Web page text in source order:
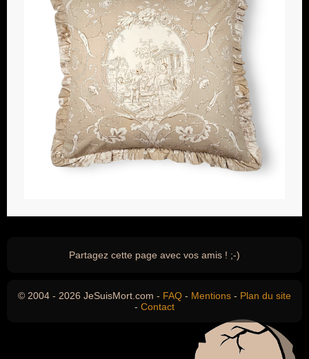
Partagez cette page avec vos amis ! ;-)
© 2004 - 2026 JeSuisMort.com - FAQ - Mentions - Plan du site
- Contact